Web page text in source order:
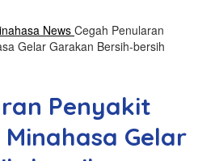
News Cegah Penularan
Gelar Garakan Bersih-bersih
Penyakit
Minahasa Gelar